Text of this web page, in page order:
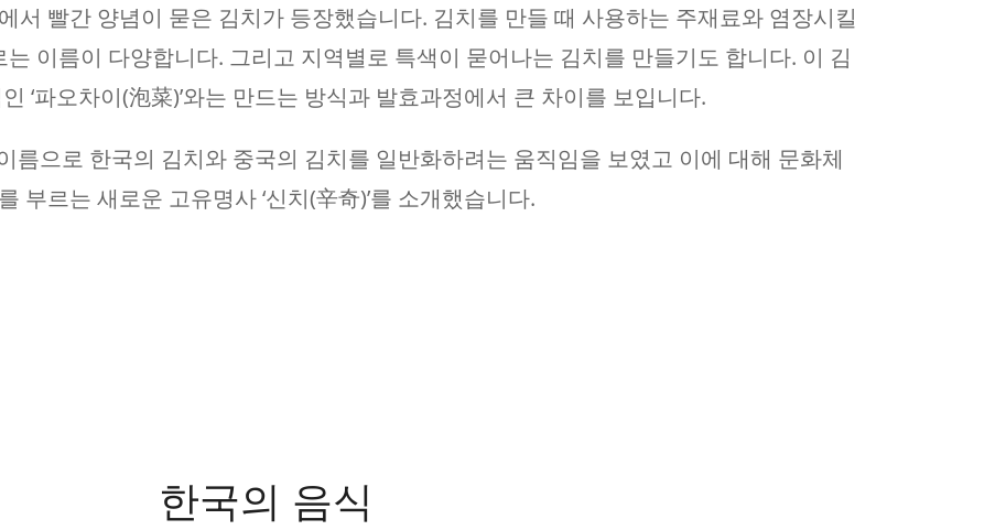
서 빨간 양념이 묻은 김치가 등장했습니다. 김치를 만들 때 사용하는 주재료와 염장시킬
이름이 다양합니다. 그리고 지역별로 특색이 묻어나는 김치를 만들기도 합니다. 이 김
‘파오차이(泡菜)’와는 만드는 방식과 발효과정에서 큰 차이를 보입니다.
름으로 한국의 김치와 중국의 김치를 일반화하려는 움직임을 보였고 이에 대해 문화체
부르는 새로운 고유명사 ‘신치(辛奇)’를 소개했습니다.
한국의 음식